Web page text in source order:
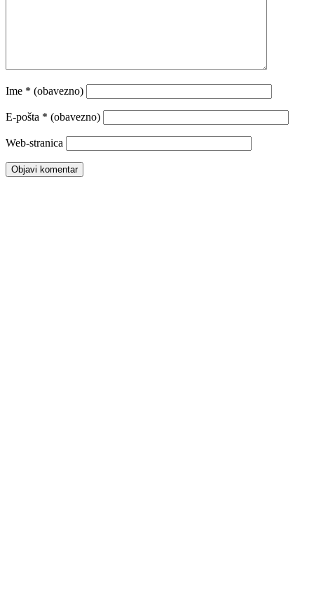
Ime * (obavezno)
E-pošta * (obavezno)
Web-stranica